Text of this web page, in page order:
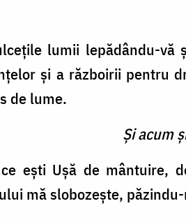
lumii lepădându-vă
şi a războirii pentru
de lume.
Şi acum
ce eşti Uşă de mântuire,
mă slobozeşte,